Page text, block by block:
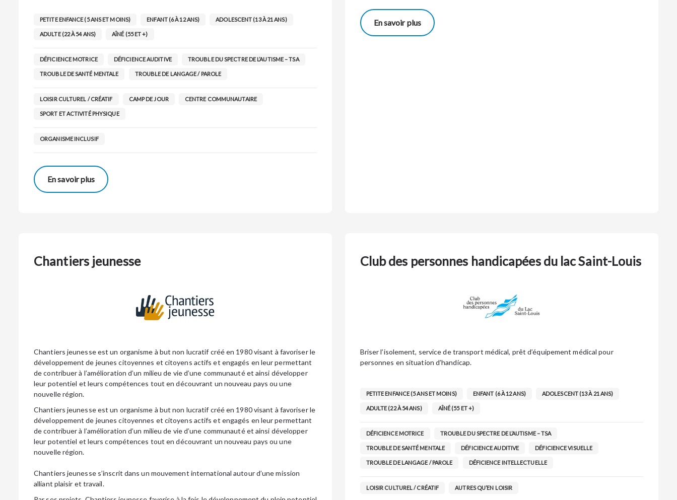
PETITE ENFANCE (5 ANS ET MOINS) ENFANT (6 À 12 ANS) ADOLESCENT (13 À 21 ANS)
ADULTE (22 À 54 ANS) AÎNÉ (55 ET +)
DÉFICIENCE MOTRICE DÉFICIENCE AUDITIVE TROUBLE DU SPECTRE DE L’AUTISME – TSA
TROUBLE DE SANTÉ MENTALE TROUBLE DE LANGAGE / PAROLE
LOISIR CULTUREL / CRÉATIF CAMP DE JOUR CENTRE COMMUNAUTAIRE
SPORT ET ACTIVITÉ PHYSIQUE
ORGANISME INCLUSIF
En savoir plus
En savoir plus
Chantiers jeunesse
Chantiers jeunesse est un organisme à but non lucratif créé en 1980 visant à favoriser le
développement de jeunes citoyennes et citoyens actifs et engagés en leur permettant
de contribuer à l’amélioration d’un milieu de vie d’une communauté et ainsi développer
leur potentiel et leurs compétences tout en découvrant un nouveau pays ou une
nouvelle région.
Chantiers jeunesse est un organisme à but non lucratif créé en 1980 visant à favoriser le
développement de jeunes citoyennes et citoyens actifs et engagés en leur permettant
de contribuer à l’amélioration d’un milieu de vie d’une communauté et ainsi développer
leur potentiel et leurs compétences tout en découvrant un nouveau pays ou une
nouvelle région.
Chantiers jeunesse s’inscrit dans un mouvement international autour d’une mission
alliant plaisir et travail.
Club des personnes handicapées du lac Saint-Louis
Briser l’isolement, service de transport médical, prêt d’équipement médical pour
personnes en situation d’handicap.
PETITE ENFANCE (5 ANS ET MOINS) ENFANT (6 À 12 ANS) ADOLESCENT (13 À 21 ANS)
ADULTE (22 À 54 ANS) AÎNÉ (55 ET +)
DÉFICIENCE MOTRICE TROUBLE DU SPECTRE DE L’AUTISME – TSA
TROUBLE DE SANTÉ MENTALE DÉFICIENCE AUDITIVE DÉFICIENCE VISUELLE
TROUBLE DE LANGAGE / PAROLE DÉFICIENCE INTELLECTUELLE
LOISIR CULTUREL / CRÉATIF AUTRES QU’EN LOISIR